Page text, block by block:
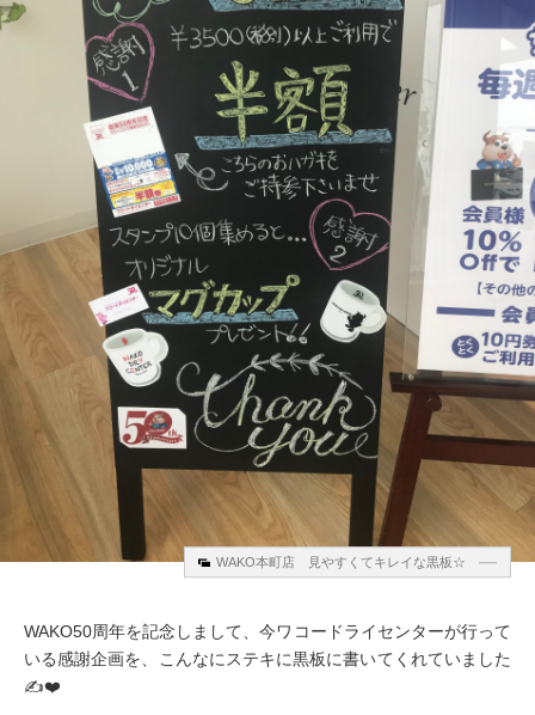
WAKO本町店 見やすくてキレイな黒板☆
WAKO50周年を記念しまして、今ワコードライセンターが行って
いる感謝企画を、こんなにステキに黒板に書いてくれていました
✍️❤️